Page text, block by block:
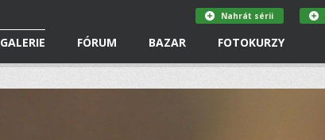
GALERIE FÓRUM BAZAR FOTOKURZY
Nahrát sérii